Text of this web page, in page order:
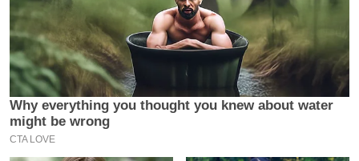
P
L
2
0
2
6